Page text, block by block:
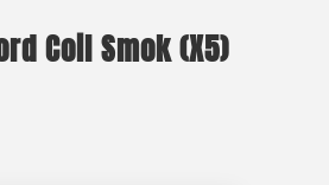
Coil Smok (X5)